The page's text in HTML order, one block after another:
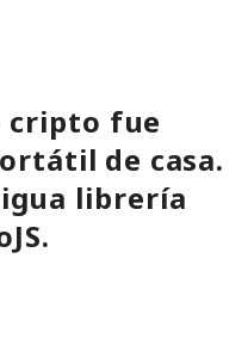
cripto fue
de casa.
librería